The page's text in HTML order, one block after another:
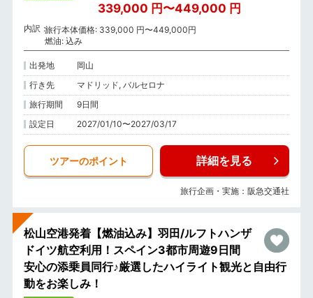
339,000 円〜449,000 円
内訳 旅行本体価格: 339,000 円〜449,000円
燃油: 込み
出発地
岡山
行き先
マドリッド, バルセロナ
旅行期間
9日間
設定日
2027/01/10〜2027/03/17
ツアーのポイント 詳細を見る
旅行企画・実施：阪急交通社
松山空港発着【燃油込み】羽田/ルフトハンザ
ドイツ航空利用！スペイン3都市周遊9日間
安心の添乗員同行♪厳選したハイライト観光と自由行
動をお楽しみ！